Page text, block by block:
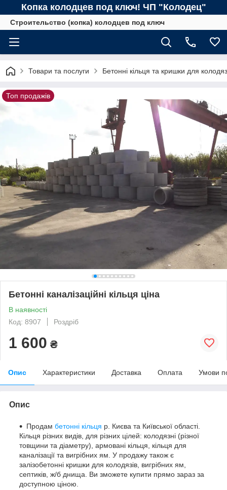
Копка колодцев под ключ! ЧП "Колодец"
Строительство (копка) колодцев под ключ
Товари та послуги Бетонні кільця та кришки для
Топ продажів
Бетонні каналізаційні кільця ціна
В наявності
Код: 8907
Роздріб
1 600 ₴
Опис Характеристики Доставка Оплата Умови
Опис
Продам бетонні кільця р. Києва та Київської області.
Кільця різних видів, для різних цілей: колодязні (різної
товщини та діаметру), армовані кільця, кільця для
каналізації та вигрібних ям. У продажу також є
залізобетонні кришки для колодязів, вигрібних ям,
септиків, ж/б днища. Ви зможете купити прямо зараз за
доступною ціною.